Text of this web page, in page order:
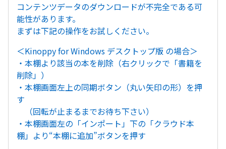
コンテンツデータのダウンロードが不完全である可
能性があります。
まずは下記の操作をお試しください。
＜Kinoppy for Windows デスクトップ版 の場合＞
・本棚より該当の本を削除（右クリックで「書籍を
削除」）
・本棚画面左上の同期ボタン（丸い矢印の形）を押
す
（回転が止まるまでお待ち下さい）
・本棚画面左の「インポート」下の「クラウド本
棚」より“本棚に追加”ボタンを押す